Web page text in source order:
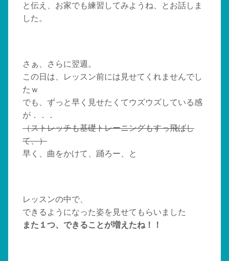
と伝え、お家でも練習してみようね、とお話しま
した。
さぁ、さらに翌週。
この日は、レッスン前には見せてくれませんでし
たｗ
でも、ずっと早く見せたくてウズウズしている感
が．．．
（ストレッチも基礎トレーニングもすっ飛ばし
て、）
早く、曲をかけて、踊ろー、と
レッスンの中で、
できるようになった姿を見せてもらいました
また１つ、できることが増えたね！！